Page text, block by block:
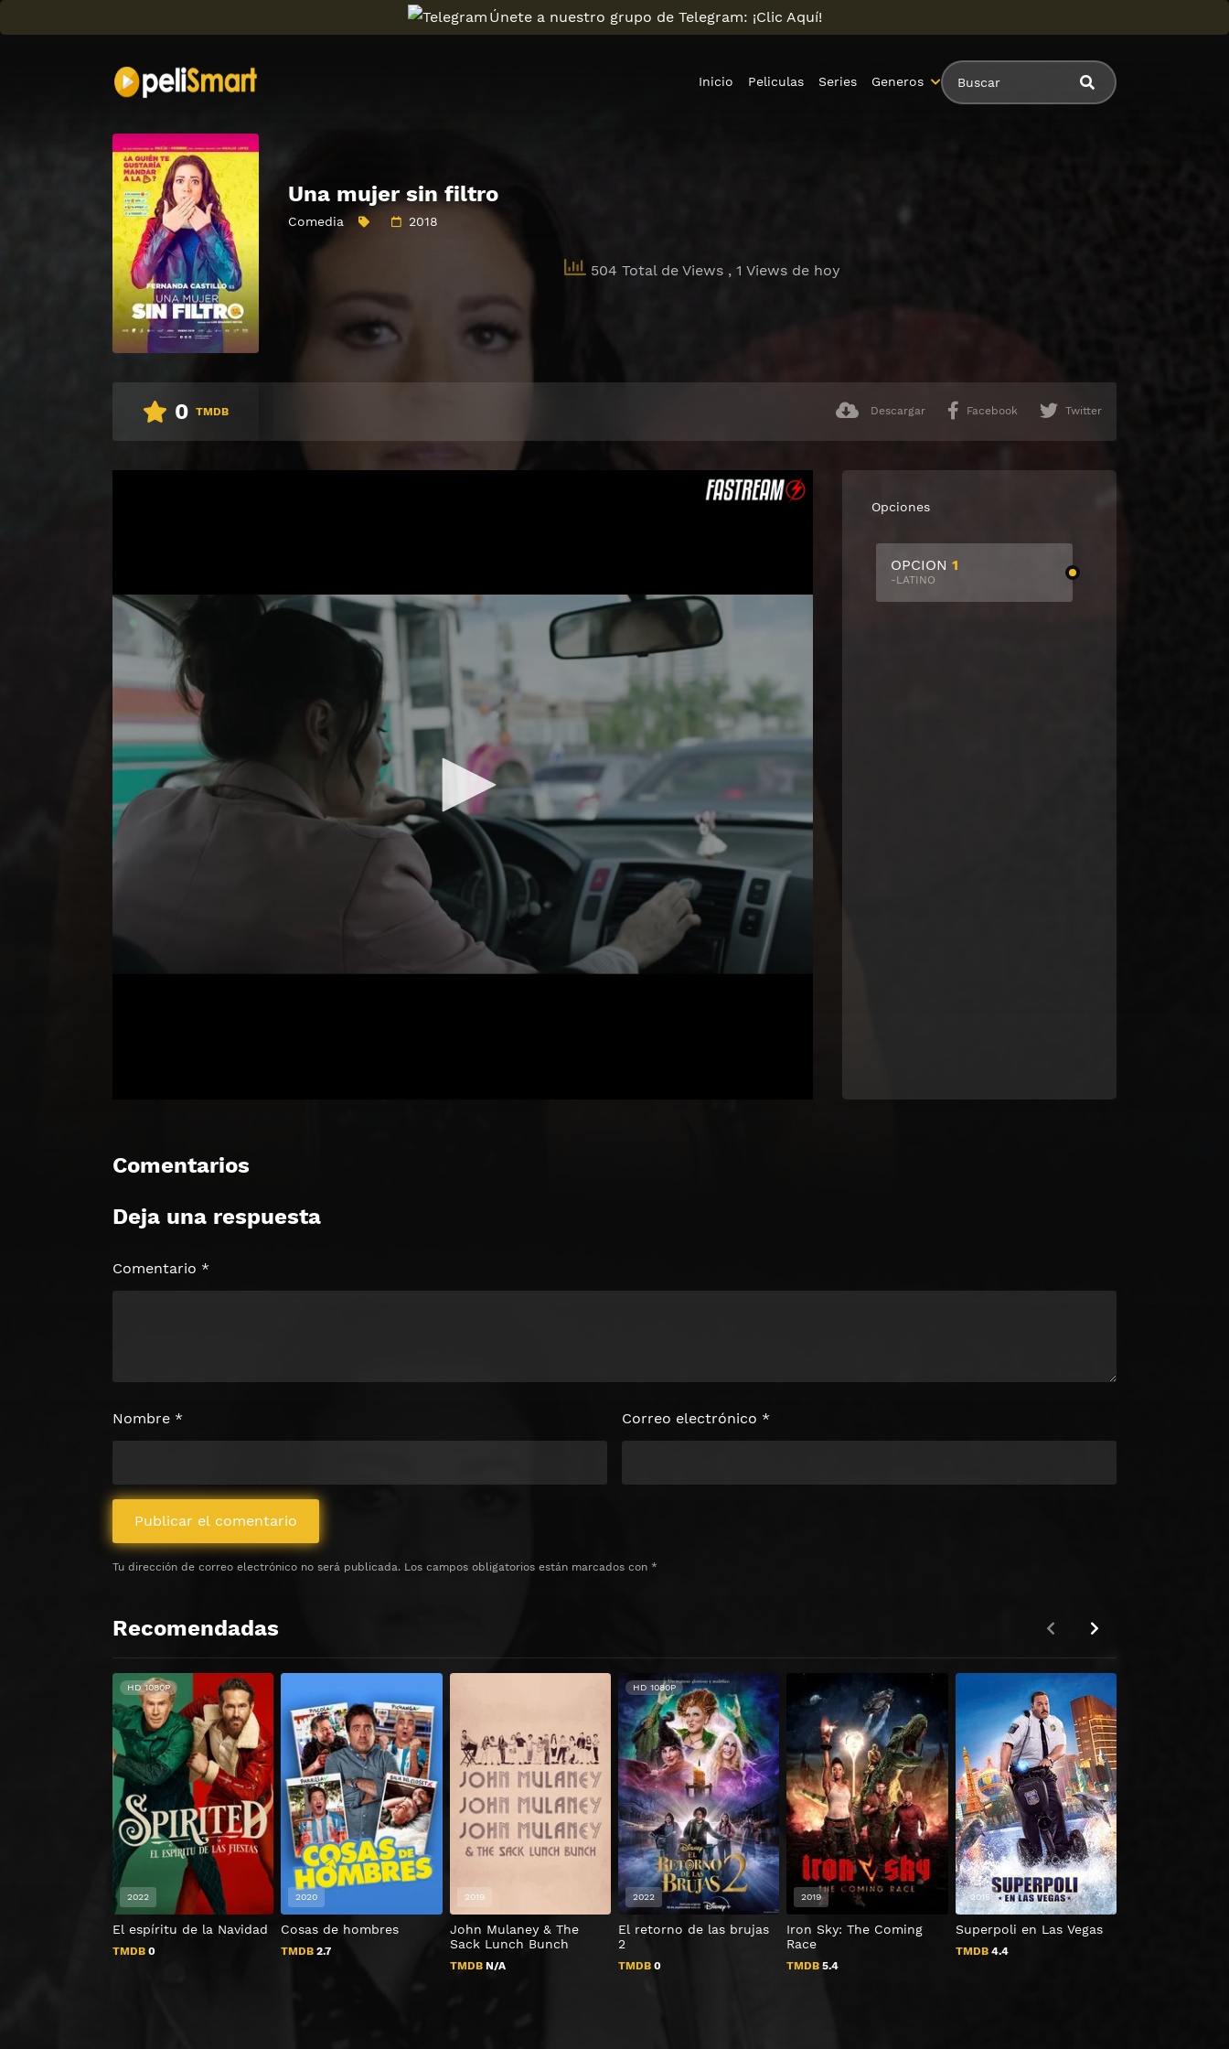
Únete a nuestro grupo de Telegram: ¡Clic Aquí!
Inicio Peliculas Series Generos
Una mujer sin filtro
Comedia 2018
504 Total de Views , 1 Views de hoy
0 TMDB Descargar Facebook Twitter
🔒 Acceso Requerido
Opciones
OPCION 1
-LATINO
Comentarios
Deja una respuesta
Tu dirección de correo electrónico no será publicada. Los campos obligatorios están marcados con *
Comentario *
Nombre * Correo electrónico *
Recomendadas
El espíritu de la Navidad
TMDB 0
HD 1080P
2022
Cosas de hombres
TMDB 2.7
2020
John Mulaney & The
Sack Lunch Bunch
TMDBN/A
2019
El retorno de las brujas
2
TMDB0
HD 1080P
2022
Iron Sky: The Coming
Race
TMDB 5.4
2019
Superpoli en Las Vegas
TMDB4.4
2015